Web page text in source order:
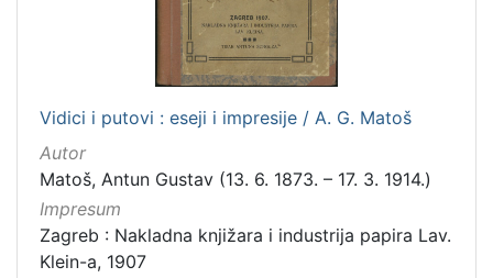
Vidici i putovi : eseji i impresije / A. G. Matoš
Autor
Matoš, Antun Gustav (13. 6. 1873. – 17. 3. 1914.)
Impresum
Zagreb : Nakladna knjižara i industrija papira Lav.
Klein-a, 1907